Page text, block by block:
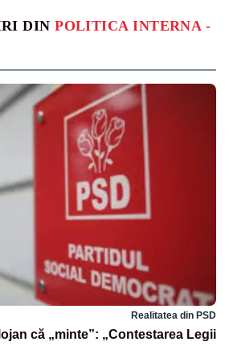
DINPOLITICA INTERNA -
Realitatea din PSD
că „minte”: „Contestarea Legii